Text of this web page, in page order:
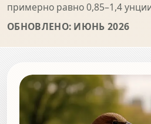
примерно равно 0,85–1,4
ОБНОВЛЕНО: ИЮНЬ 2026